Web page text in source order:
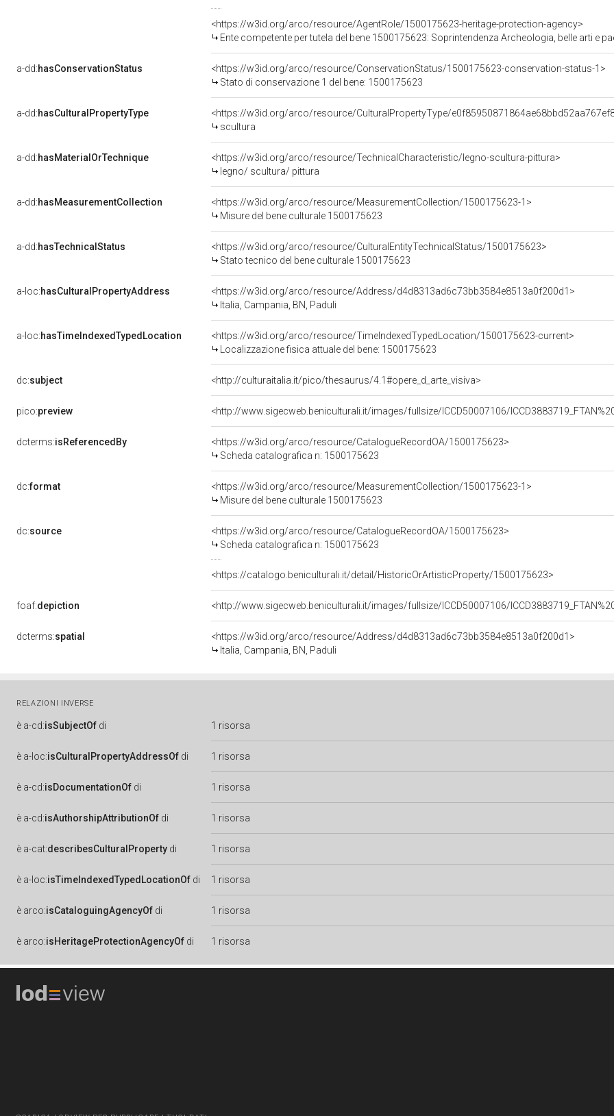
<https://w3id.org/arco/resource/AgentRole/1500175623-heritage-protection-agency>
Ente competente per tutela del bene 1500175623: Soprintendenza Archeologia, belle arti e
a-dd:hasConservationStatus
<https://w3id.org/arco/resource/ConservationStatus/1500175623-conservation-status-1>
Stato di conservazione 1 del bene: 1500175623
a-dd:hasCulturalPropertyType
<https://w3id.org/arco/resource/CulturalPropertyType/
scultura
a-dd:hasMaterialOrTechnique
<https://w3id.org/arco/resource/TechnicalCharacteristic/legno-scultura-pittura>
legno/ scultura/ pittura
a-dd:hasMeasurementCollection
<https://w3id.org/arco/resource/MeasurementCollection/1500175623-1>
Misure del bene culturale 1500175623
a-dd:hasTechnicalStatus
<https://w3id.org/arco/resource/CulturalEntityTechnicalStatus/1500175623>
Stato tecnico del bene culturale 1500175623
a-loc:hasCulturalPropertyAddress
<https://w3id.org/arco/resource/Address/d4d8313ad6c73bb3584e8513a0f200d1>
Italia, Campania, BN, Paduli
a-loc:hasTimeIndexedTypedLocation
<https://w3id.org/arco/resource/TimeIndexedTypedLocation/1500175623-current>
Localizzazione fisica attuale del bene: 1500175623
dc:subject <http://culturaitalia.it/pico/thesaurus/4.1#opere_d_arte_visiva>
pico:preview <http://www.sigecweb.beniculturali.it/images/fullsize/ICCD50007106/
dcterms:isReferencedBy
<https://w3id.org/arco/resource/CatalogueRecordOA/1500175623>
Scheda catalografica n: 1500175623
dc:format
<https://w3id.org/arco/resource/MeasurementCollection/1500175623-1>
Misure del bene culturale 1500175623
dc:source
<https://w3id.org/arco/resource/CatalogueRecordOA/1500175623>
Scheda catalografica n: 1500175623
<https://catalogo.beniculturali.it/detail/HistoricOrArtisticProperty/1500175623>
foaf:depiction <http://www.sigecweb.beniculturali.it/images/fullsize/ICCD50007106/
dcterms:spatial
<https://w3id.org/arco/resource/Address/d4d8313ad6c73bb3584e8513a0f200d1>
Italia, Campania, BN, Paduli
RELAZIONI INVERSE
è a-cd:isSubjectOf di 1 risorsa
è a-loc:isCulturalPropertyAddressOf di 1 risorsa
è a-cd:isDocumentationOf di 1 risorsa
è a-cd:isAuthorshipAttributionOf di 1 risorsa
è a-cat:describesCulturalProperty di 1 risorsa
è a-loc:isTimeIndexedTypedLocationOf di 1 risorsa
è arco:isCataloguingAgencyOf di 1 risorsa
è arco:isHeritageProtectionAgencyOf di 1 risorsa